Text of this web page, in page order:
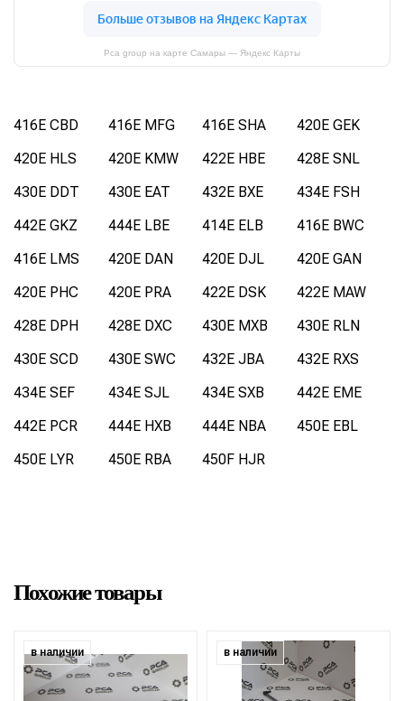
Pca group на карте Самары — Яндекс Карты
416E CBD 416E MFG 416E SHA
420E GEK
420E HLS
420E KMW 422E HBE
428E SNL
430E DDT
430E EAT 432E BXE
434E FSH
442E GKZ
444E LBE 414E ELB
416E BWC
416E LMS
420E DAN 420E DJL
420E GAN
420E PHC
420E PRA 422E DSK
422E MAW
428E DPH
428E DXC 430E MXB
430E RLN
430E SCD
430E SWC 432E JBA
432E RXS
434E SEF
434E SJL 434E SXB
442E EME
442E PCR
444E HXB 444E NBA
450E EBL
450E LYR
450E RBA 450F HJR
Похожие товары
в наличии в наличии